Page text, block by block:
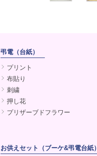
弔電（台紙）
プリント
布貼り
刺繍
押し花
プリザーブドフラワー
お供えセット（ブーケ&弔電台紙）